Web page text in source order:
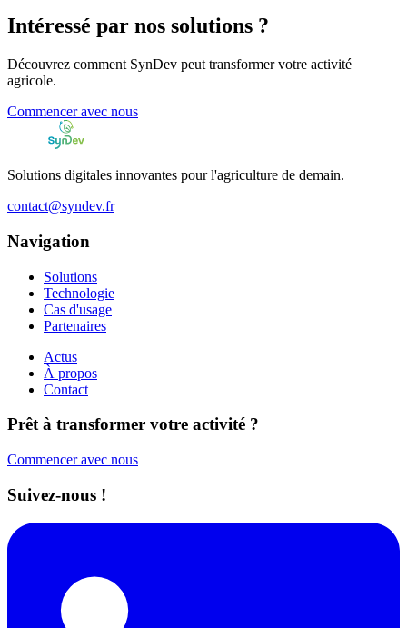
Intéressé par nos solutions ?
Découvrez comment SynDev peut transformer votre activité
agricole.
Commencer avec nous
Solutions digitales innovantes pour l'agriculture de demain.
contact@syndev.fr
Navigation
Solutions
Technologie
Cas d'usage
Partenaires
Actus
À propos
Contact
Prêt à transformer votre activité ?
Commencer avec nous
Suivez-nous !